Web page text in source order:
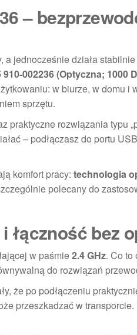
–
jednocześnie działa
002236 (Optyczna; 1000
w biurze, w domu i
sprzętu.
rozwiązania typu
– podłączasz do portu
komfort pracy: technologia
polecany do
łączność bez
w paśmie2.4 GHz. Co to
do rozwiązań
że po podłączeniu
przeszkadzać w